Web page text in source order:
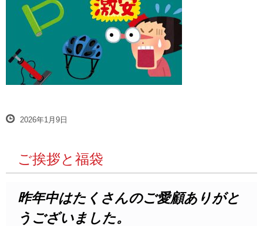
2026年1月9日
ご挨拶と福袋
昨年中はたくさんのご愛顧ありがと
うございました。